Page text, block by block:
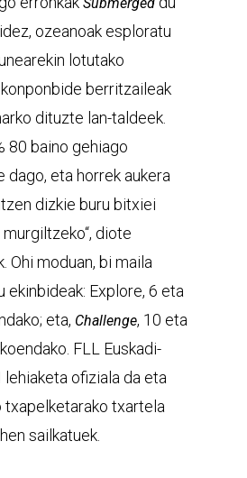
ozeanoak esploratu
lotutako
berritzaileak
dituzte lan-taldeek.
80 baino gehiago
dago, eta horrek aukera
dizkie buru bitxiei
diote
Ohi moduan, bi maila
ekinbideak: Explore, 6 eta
eta, Challenge, 10 eta
FLL Euskadi-
lehiaketa ofiziala da eta
txapelketarako txartela
sailkatuek.